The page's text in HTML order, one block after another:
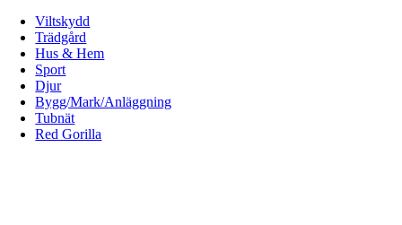
Viltskydd
Trädgård
Hus & Hem
Sport
Djur
Bygg/Mark/Anläggning
Tubnät
Red Gorilla